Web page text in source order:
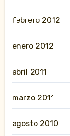
febrero 2012
enero 2012
abril 2011
marzo 2011
agosto 2010